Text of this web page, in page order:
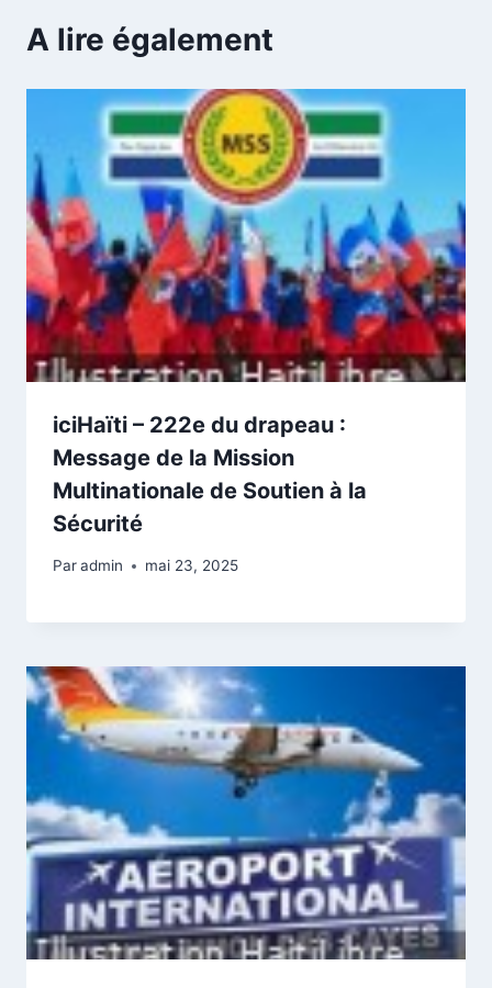
A lire également
iciHaïti – 222e du drapeau :
Message de la Mission
Multinationale de Soutien à la
Sécurité
Paradmin mai 23, 2025